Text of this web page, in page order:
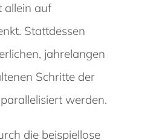
allein auf
Stattdessen
jahrelangen
Schritte der
werden.
die beispiellose